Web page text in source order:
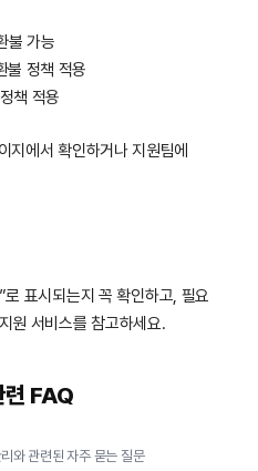
불 가능
정책 적용
책 적용
지에서 확인하거나 지원팀에
표시되는지 꼭 확인하고, 필요
원 서비스를 참고하세요.
련 FAQ
와 관련된 자주 묻는 질문